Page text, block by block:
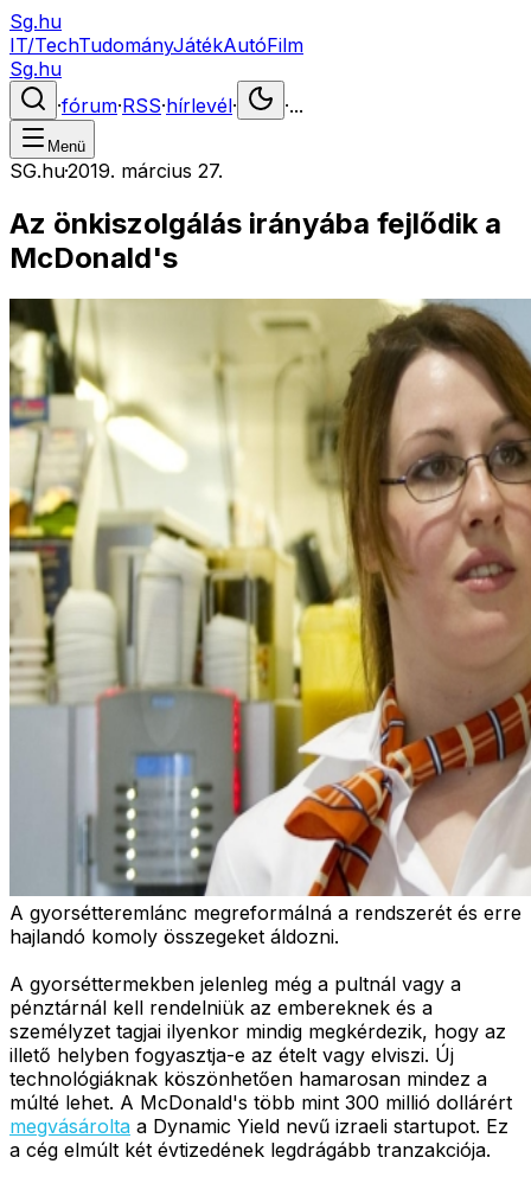
Sg.hu
IT/TechTudományJátékAutóFilm
Sg.hu
·fórum·RSS·hírlevél· ·...
Menü
SG.hu·2019. március 27.
Az önkiszolgálás irányába fejlődik a
McDonald's
A gyorsétteremlánc megreformálná a rendszerét és erre
hajlandó komoly összegeket áldozni.
A gyorséttermekben jelenleg még a pultnál vagy a
pénztárnál kell rendelniük az embereknek és a
személyzet tagjai ilyenkor mindig megkérdezik, hogy az
illető helyben fogyasztja-e az ételt vagy elviszi. Új
technológiáknak köszönhetően hamarosan mindez a
múlté lehet. A McDonald's több mint 300 millió dollárért
megvásárolta a Dynamic Yield nevű izraeli startupot. Ez
a cég elmúlt két évtizedének legdrágább tranzakciója.